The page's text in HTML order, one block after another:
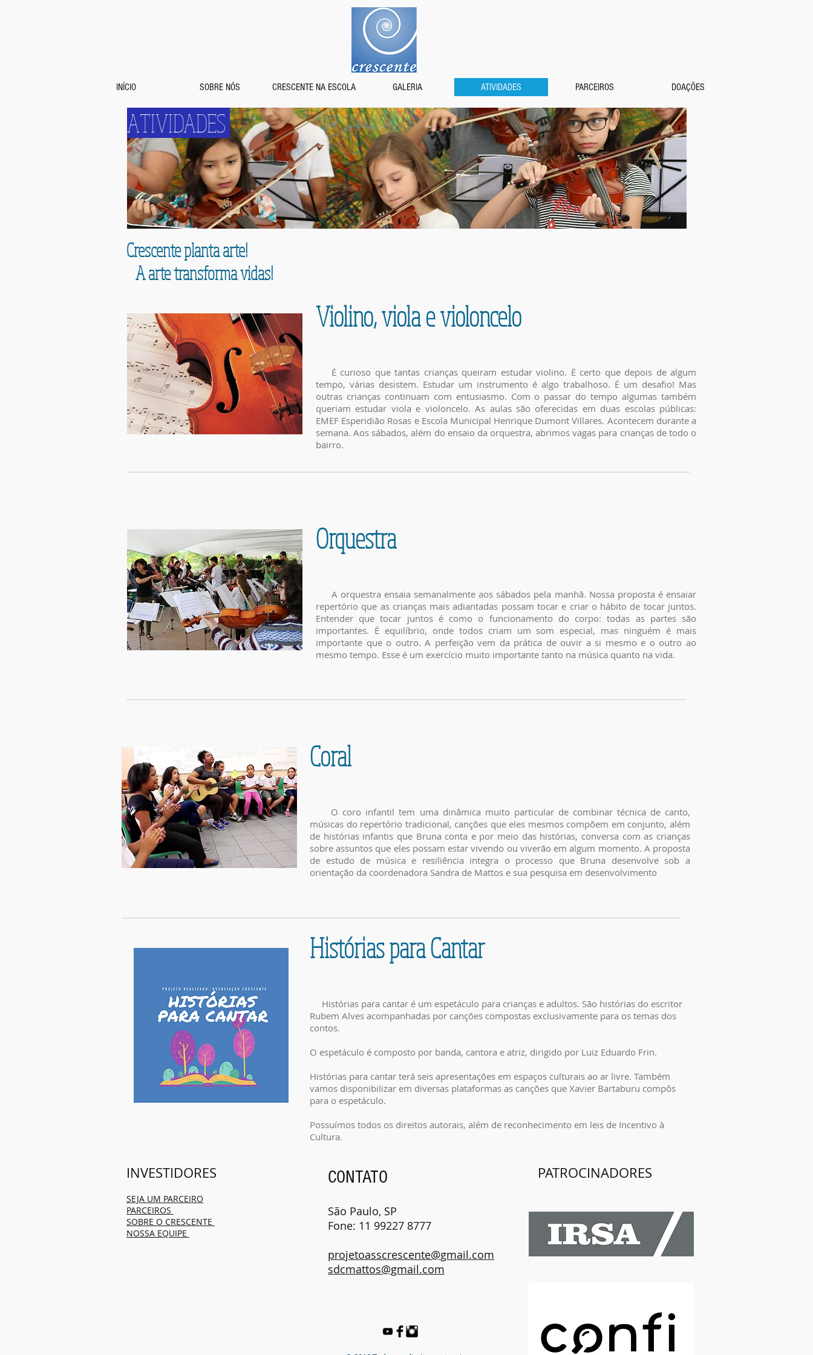
INÍCIO SOBRE NÓS CRESCENTE NA ESCOLA GALERIA ATIVIDADES PARCEIROS DOAÇÕES
ATIVIDADES
Crescente planta arte!
A arte transforma vidas!
Violino, viola e violoncelo
É curioso que tantas crianças queiram estudar violino. É certo que depois de algum
tempo, várias desistem. Estudar um instrumento é algo trabalhoso. É um desafio! Mas
outras crianças continuam com entusiasmo. Com o passar do tempo algumas também
queriam estudar viola e violoncelo. As aulas são oferecidas em duas escolas públicas:
EMEF Esperidião Rosas e Escola Municipal Henrique Dumont Villares. Acontecem durante a
semana. Aos sábados, além do ensaio da orquestra, abrimos vagas para crianças de todo o
bairro.
Orquestra
A orquestra ensaia semanalmente aos sábados pela manhã. Nossa proposta é ensaiar
repertório que as crianças mais adiantadas possam tocar e criar o hábito de tocar juntos.
Entender que tocar juntos é como o funcionamento do corpo: todas as partes são
importantes. É equilíbrio, onde todos criam um som especial, mas ninguém é mais
importante que o outro. A perfeição vem da prática de ouvir a si mesmo e o outro ao
mesmo tempo. Esse é um exercício muito importante tanto na música quanto na vida.
Coral
O coro infantil tem uma dinâmica muito particular de combinar técnica de canto,
músicas do repertório tradicional, canções que eles mesmos compõem em conjunto, além
de histórias infantis que Bruna conta e por meio das histórias, conversa com as crianças
sobre assuntos que eles possam estar vivendo ou viverão em algum momento. A proposta
de estudo de música e resiliência integra o processo que Bruna desenvolve sob a
orientação da coordenadora Sandra de Mattos e sua pesquisa em desenvolvimento
Histórias para Cantar
Histórias para cantar é um espetáculo para crianças e adultos. São histórias do escritor
Rubem Alves acompanhadas por canções compostas exclusivamente para os temas dos
contos.
O espetáculo é composto por banda, cantora e atriz, dirigido por Luiz Eduardo Frin.
Histórias para cantar terá seis apresentações em espaços culturais ao ar livre. Também
vamos disponibilizar em diversas plataformas as canções que Xavier Bartaburu compôs
para o espetáculo.
Possuímos todos os direitos autorais, além de reconhecimento em leis de Incentivo à
Cultura.
INVESTIDORES
SEJA UM PARCEIRO
PARCEIROS
SOBRE O CRESCENTE
NOSSA EQUIPE
CONTATO
São Paulo, SP
Fone: 11 99227 8777
projetoasscrescente@gmail.com
sdcmattos@gmail.com
PATROCINADORES